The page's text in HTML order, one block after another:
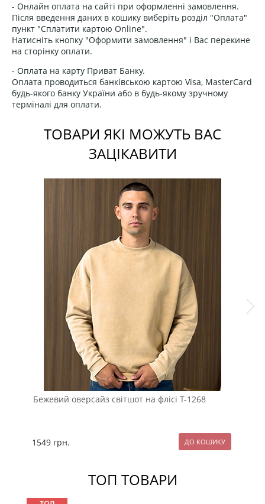
- Онлайн оплата на сайті при оформленні замовлення.
Після введення даних в кошику виберіть розділ "Оплата"
пункт "Сплатити картою Online".
Натисніть кнопку "Оформити замовлення" і Вас перекине
на сторінку оплати.
- Оплата на карту Приват Банку.
Оплата проводиться банківською картою Visa, MasterCard
будь-якого банку України або в будь-якому зручному
терміналі для оплати.
ТОВАРИ ЯКІ МОЖУТЬ ВАС
ЗАЦІКАВИТИ
Бежевий оверсайз світшот на флісі Т-1268
1549 грн.
ТОП ТОВАРИ